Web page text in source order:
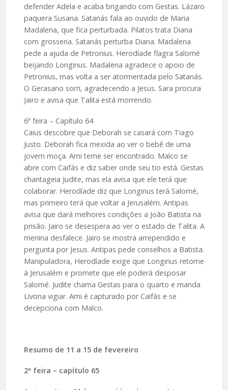
defender Adela e acaba brigando com Gestas. Lázaro
paquera Susana. Satanás fala ao ouvido de Maria
Madalena, que fica perturbada. Pilatos trata Diana
com grosseria. Satanás perturba Diana. Madalena
pede a ajuda de Petronius. Herodíade flagra Salomé
beijando Longinus. Madalena agradece o apoio de
Petronius, mas volta a ser atormentada pelo Satanás.
O Gerasano sorri, agradecendo a Jesus. Sara procura
Jairo e avisa que Talita está morrendo.
6ª feira – Capítulo 64
Caius descobre que Deborah se casará com Tiago
Justo. Deborah fica mexida ao ver o bebê de uma
jovem moça. Ami teme ser encontrado. Malco se
abre com Caifás e diz saber onde seu tio está. Gestas
chantageia Judite, mas ela avisa que ele terá que
colaborar. Herodíade diz que Longinus terá Salomé,
mas primeiro terá que voltar a Jerusalém. Antipas
avisa que dará melhores condições a João Batista na
prisão. Jairo se desespera ao ver o estado de Talita. A
menina desfalece. Jairo se mostra arrependido e
pergunta por Jesus. Antipas pede conselhos a Batista.
Manipuladora, Herodíade exige que Longinus retorne
à Jerusalém e promete que ele poderá desposar
Salomé. Judite chama Gestas para o quarto e manda
Livona vigiar. Ami é capturado por Caifás e se
decepciona com Malco.
Resumo de 11 a 15 de fevereiro
2ª feira – capítulo 65